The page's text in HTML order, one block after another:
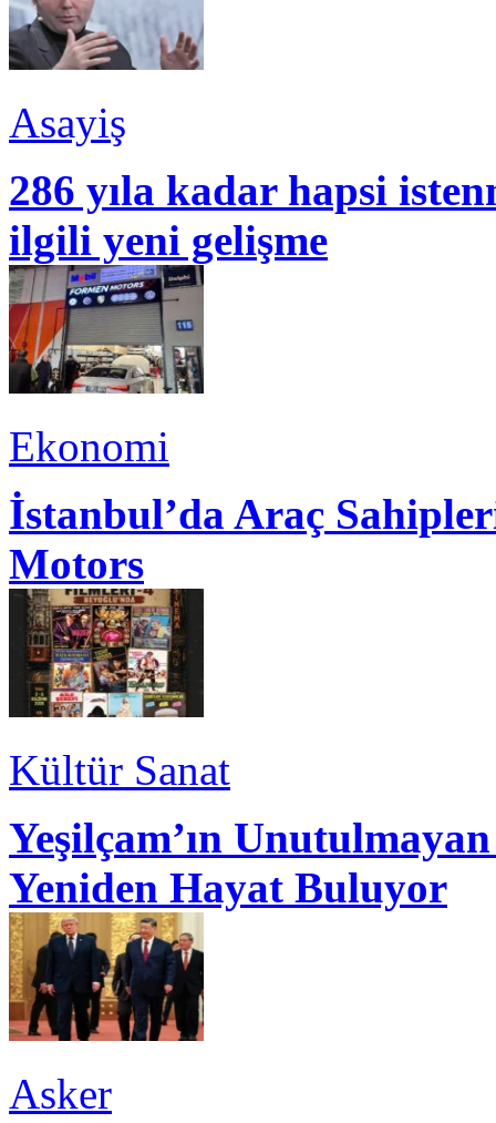
Asayiş
286 yıla kadar hapsi
ilgili yeni gelişme
Ekonomi
İstanbul’da Araç
Motors
Kültür Sanat
Yeşilçam’ın
Yeniden Hayat Buluyor
Asker